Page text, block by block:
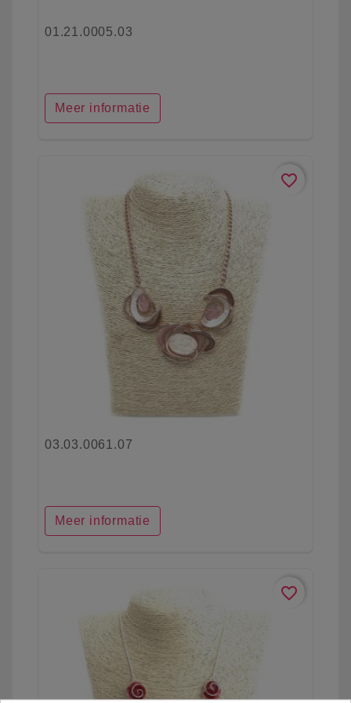
01.21.0005.03
Meer informatie
favorite_border
03.03.0061.07
Meer informatie
favorite_border